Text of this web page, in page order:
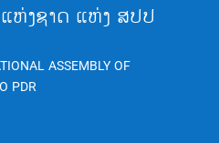
ຫ່ງຊາດ ແຫ່ງ ສປປ
ASSEMBLY OF
PDR